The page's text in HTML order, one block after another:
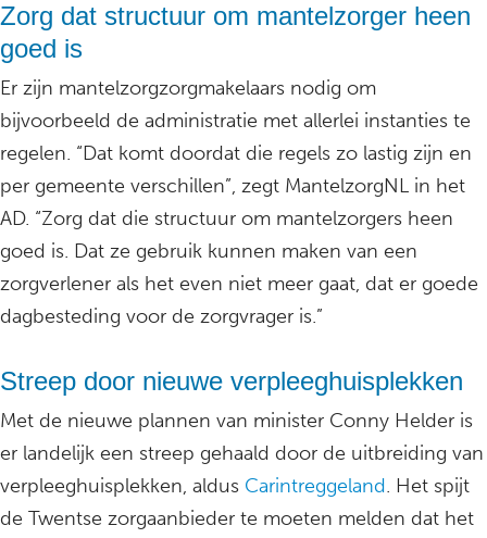
Zorg dat structuur om mantelzorger heen
goed is
Er zijn mantelzorgzorgmakelaars nodig om
bijvoorbeeld de administratie met allerlei instanties te
regelen. “Dat komt doordat die regels zo lastig zijn en
per gemeente verschillen”, zegt MantelzorgNL in het
AD. “Zorg dat die structuur om mantelzorgers heen
goed is. Dat ze gebruik kunnen maken van een
zorgverlener als het even niet meer gaat, dat er goede
dagbesteding voor de zorgvrager is.”
Streep door nieuwe verpleeghuisplekken
Met de nieuwe plannen van minister Conny Helder is
er landelijk een streep gehaald door de uitbreiding van
verpleeghuisplekken, aldus Carintreggeland. Het spijt
de Twentse zorgaanbieder te moeten melden dat het